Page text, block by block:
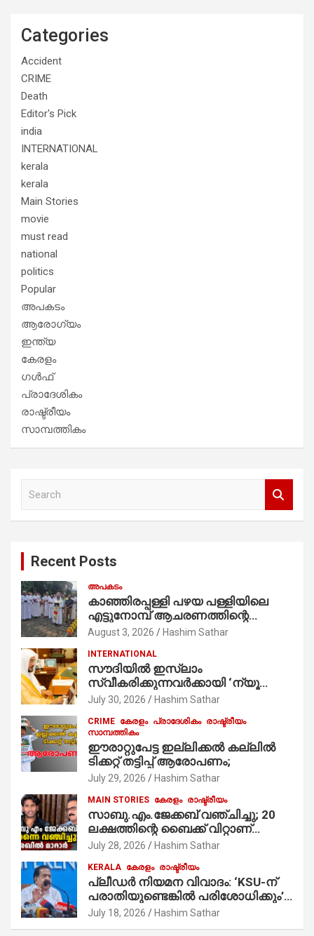
Categories
Accident
CRIME
Death
Editor's Pick
india
INTERNATIONAL
kerala
kerala
Main Stories
movie
must read
national
politics
Popular
അപകടം
ആരോഗ്യം
ഇന്ത്യ
കേരളം
ഗൾഫ്
പ്രാദേശികം
രാഷ്ട്രീയം
സാമ്പത്തികം
Recent Posts
അപകടം
കാഞ്ഞിരപ്പള്ളി പഴയ പള്ളിയിലെ
എട്ടുനോമ്പ് ആചരണത്തിന്റെ
ഭാഗമായുള്ള പന്തലിന്റെ കാൽനാട്ട്
കുര്യൻ താമരശ്ശേരി
നിർവഹിക്കുന്നു.
August 3, 2026 Hashim Sathar
INTERNATIONAL
സൗദിയില്‍ ഇസ്‌ലാം
സ്വീകരിക്കുന്നവര്‍ക്കായി ‘ന്യൂ
മുസ്ലിം’ ഡിജിറ്റല്‍ കാര്‍ഡ് സേവനം
July 30, 2026 Hashim Sathar
CRIME കേരളം പ്രാദേശികം രാഷ്ട്രീയം
സാമ്പത്തികം
ഈരാറ്റുപേട്ട ഇല്ലിക്കൽ കല്ലിൽ
ടിക്കറ്റ് തട്ടിപ്പ് ആരോപണം;
July 29, 2026 Hashim Sathar
MAIN STORIES കേരളം രാഷ്ട്രീയം
സാബു.എം.ജേക്കബ് വഞ്ചിച്ചു; 20
ലക്ഷത്തിന്റെ ബൈക്ക് വിറ്റാണ്
തൃക്കാക്കരയില്‍ മത്സരിച്ചത്!
മാത്രമാണ് ഉണ്ടായിരുന്നത്;
സാബുവിന്റേത് വ്യക്തിപരമായ
നേട്ടത്തിനുള്ള പാര്‍ട്ടി; ഇപ്പോള്‍
ഫോണ്‍ വിളിച്ചാല്‍ എടുക്കില്ല;
തിരഞ്ഞെടുപ്പിലെ ദുരനുഭവങ്ങള്‍
July 28, 2026 Hashim Sathar
KERALA കേരളം രാഷ്ട്രീയം
പ്ലീഡർ നിയമന വിവാദം: ‘KSU-ന്
പരാതിയുണ്ടെങ്കിൽ പരിശോധിക്കും’;
രമേശ് ചെന്നിത്തല
July 18, 2026 Hashim Sathar